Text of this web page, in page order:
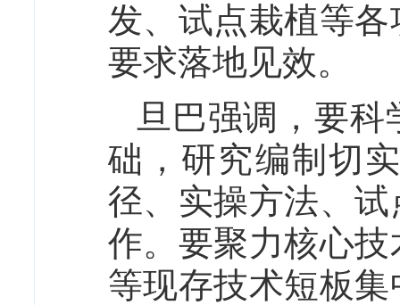
发、试点栽植等
要求落地见效。
旦巴强调，要科
础，研究编制切
径、实操方法、
作。要聚力核心
等现存技术短板